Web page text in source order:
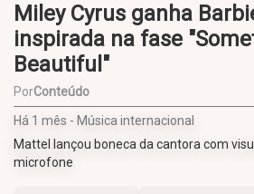
Miley Cyrus ganha
inspirada na fase
Beautiful"
PorConteúdo
Há 1 mês - Música internacional
Mattel lançou boneca da cantora com
microfone